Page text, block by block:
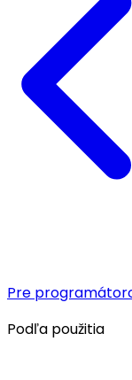
Pre
Podľa použitia